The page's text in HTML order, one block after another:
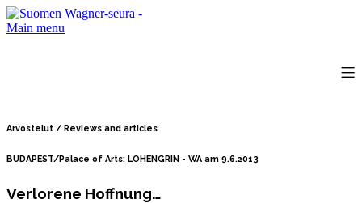
Main menu
≡
Arvostelut / Reviews and articles
BUDAPEST/Palace of Arts: LOHENGRIN - WA am 9.6.2013
Verlorene Hoffnung…